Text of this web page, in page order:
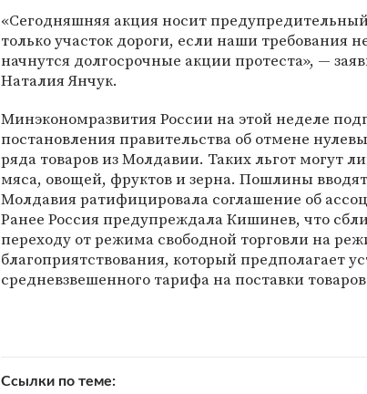
«Сегодняшняя акция носит
только участок дороги, если наши требования
начнутся долгосрочные акции протеста», —
Наталия Янчук.
Минэкономразвития России на этой неделе
постановления правительства об отмене
ряда товаров из Молдавии. Таких льгот могут
мяса, овощей, фруктов и зерна. Пошлины
Молдавия ратифицировала соглашение об
Ранее Россия предупреждала Кишинев, что
переходу от режима свободной торговли на
благоприятствования, который предполагает
средневзвешенного тарифа на поставки
Ссылки по теме